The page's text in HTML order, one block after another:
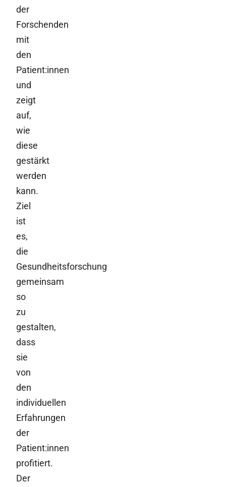
der
Forschenden
mit
den
Patient:innen
und
zeigt
auf,
wie
diese
gestärkt
werden
kann.
Ziel
ist
es,
die
Gesundheitsforschung
gemeinsam
so
zu
gestalten,
dass
sie
von
den
individuellen
Erfahrungen
der
Patient:innen
profitiert.
Der